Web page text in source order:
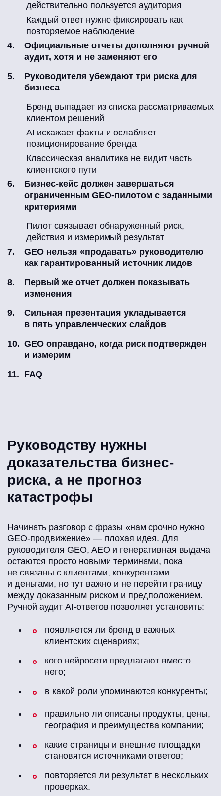
действительно пользуется аудитория
Каждый ответ нужно фиксировать как
повторяемое наблюдение
Официальные отчеты дополняют ручной
аудит, хотя и не заменяют его
Руководителя убеждают три риска для
бизнеса
Бренд выпадает из списка рассматриваемых
клиентом решений
AI искажает факты и ослабляет
позиционирование бренда
Классическая аналитика не видит часть
клиентского пути
Бизнес-кейс должен завершаться
ограниченным GEO-пилотом с заданными
критериями
Пилот связывает обнаруженный риск,
действия и измеримый результат
GEO нельзя «продавать» руководителю
как гарантированный источник лидов
Первый же отчет должен показывать
изменения
Сильная презентация укладывается
в пять управленческих слайдов
GEO оправдано, когда риск подтвержден
и измерим
FAQ
Руководству нужны
доказательства бизнес-
риска, а не прогноз
катастрофы
Начинать разговор с фразы «нам срочно нужно
GEO-продвижение» — плохая идея. Для
руководителя GEO, AEO и генеративная выдача
остаются просто новыми терминами, пока
не связаны с клиентами, конкурентами
и деньгами, но тут важно и не перейти границу
между доказанным риском и предположением.
Ручной аудит AI-ответов позволяет установить:
появляется ли бренд в важных
клиентских сценариях;
кого нейросети предлагают вместо
него;
в какой роли упоминаются конкуренты;
правильно ли описаны продукты, цены,
география и преимущества компании;
какие страницы и внешние площадки
становятся источниками ответов;
повторяется ли результат в нескольких
проверках.